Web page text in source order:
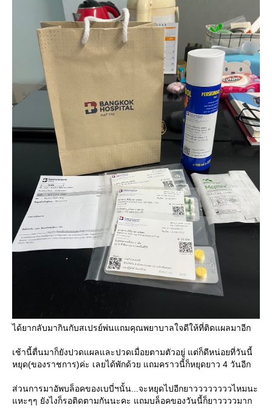
ได้ยากลับมากินกับสเปรย์พ่นแถมคุณพยาบาลใจดีให้ที่ติดแผลมาอีก
เช้านี้ตื่นมาก็ยังปวดแผลและปวดเมื่อยตามตัวอยู่ แต่ก็ดีหน่อยที่วันนี้
หยุด(ของราชการ)ค่ะ เลยได้พักด้วย แถมคราวนี้ก็หยุดยาว 4 วันอีก
ส่วนการมาอัพบล็อคของเบบี่ฯนั้น...จะหยุดไปอีกยาววววววววไหมนะ
หะๆๆ ยังไงก็รอติดตามกันนะคะ แถมบล็อคของวันนี้ก็ยาววววมาก